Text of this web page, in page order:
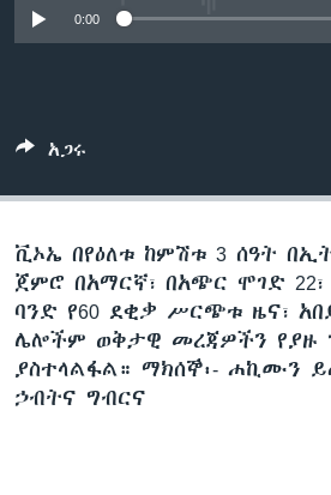
0:00
አጋሩ
ቪኦኤ በየዕለቱ ከምሽቱ 3 ሰዓት
ጀምሮ በአማርኛ፣ በአጭር ሞገድ 22፣
ባንድ የ60 ደቂቃ ሥርጭቱ ዜና፣
ሌሎችም ወቅታዊ መረጃዎችን የያዙ
ያስተላልፋል። ማክሰኞ፡- ሐኪሙን
ኃብትና ግብርና